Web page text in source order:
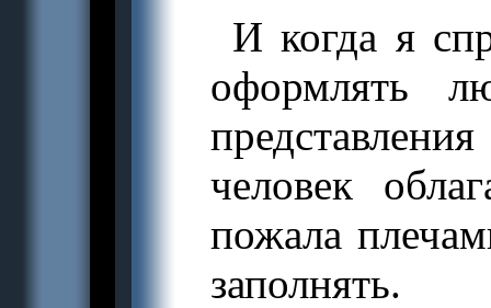
И когда я
оформлять
человек
пожала
заполнять.